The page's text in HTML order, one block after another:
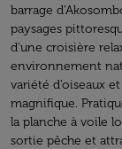
barrage
paysages
d'une croisière
environnement
variété d’oiseaux
magnifique.
la planche à voile
sortie pêche et